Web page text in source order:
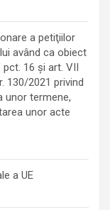
a petiţiilor
având ca obiect
16 și art. VII
130/2021 privind
unor termene,
unor acte
a UE